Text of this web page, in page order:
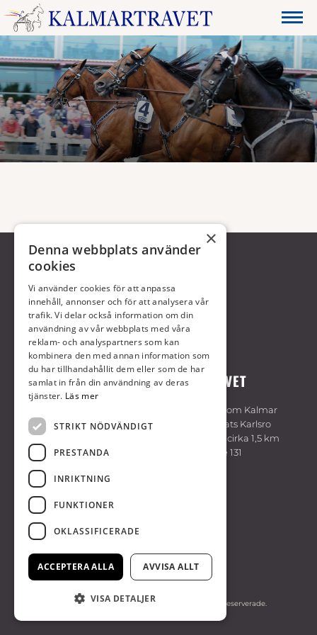
VÄLKOMMEN TILL KALMARTRAVET
Travbanan är belägen cirka 7 km sydväst om Kalmar
centrum. Följ skyltning på E22 vid trafikplats Karlsro
söder om Kalmar. Flygplatsen är belägen cirka 1,5 km
från travbanan. Bussförbindelse med linje 131
Dokumentvägen.
KALMARTRAVET
Sydöstra Sveriges Travsällskap
394 70 Kalmar
0480-44 35 50
© Copyright. 2026 Kalmartravet, alla rättigheter reserverade.
×
Denna webbplats använder
cookies
Vi använder cookies för att anpassa
innehåll, annonser och för att analysera vår
trafik. Vi delar också information om din
användning av vår webbplats med våra
reklam- och analyspartners som kan
kombinera den med annan information som
du har tillhandahållit dem eller som de har
samlat in från din användning av deras
tjänster. Läs mer
STRIKT NÖDVÄNDIGT
PRESTANDA
INRIKTNING
FUNKTIONER
OKLASSIFICERADE
ACCEPTERA ALLA AVVISA ALLT
VISA DETALJER